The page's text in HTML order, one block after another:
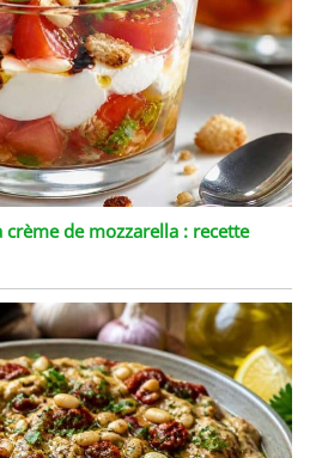
de mozzarella : recette